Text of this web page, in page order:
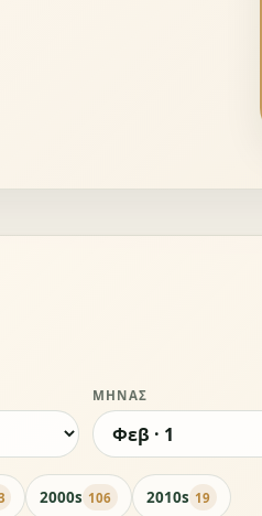
ΜΉΝΑΣ
2000s 106 2010s 19